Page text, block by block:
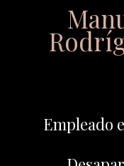
Empleado